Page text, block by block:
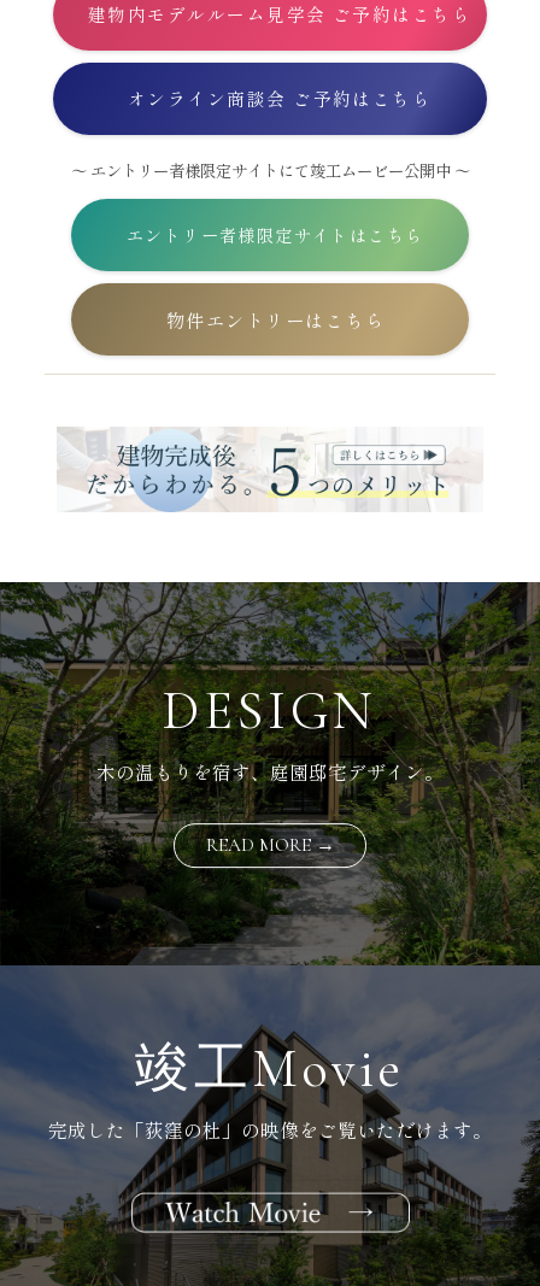
建物内モデルルーム見学会 ご予約はこちら
オンライン商談会 ご予約はこちら
～ エントリー者様限定サイトにて竣工ムービー公開中 ～
エントリー者様限定サイトはこちら
物件エントリーはこちら
DESIGN
木の温もりを宿す、庭園邸宅デザイン。
READ MORE →
竣工Movie
完成した「荻窪の杜」の映像をご覧いただけます。